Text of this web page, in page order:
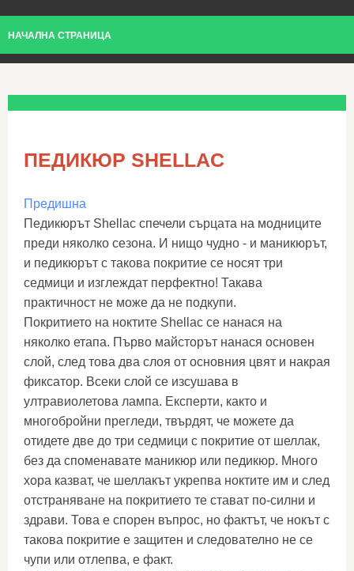
НАЧАЛНА СТРАНИЦА
ПЕДИКЮР SHELLAC
Предишна
Педикюрът Shellac спечели сърцата на модниците
преди няколко сезона. И нищо чудно - и маникюрът,
и педикюрът с такова покритие се носят три
седмици и изглеждат перфектно! Такава
практичност не може да не подкупи.
Покритието на ноктите Shellac се нанася на
няколко етапа. Първо майсторът нанася основен
слой, след това два слоя от основния цвят и накрая
фиксатор. Всеки слой се изсушава в
ултравиолетова лампа. Експерти, както и
многобройни прегледи, твърдят, че можете да
отидете две до три седмици с покритие от шеллак,
без да споменавате маникюр или педикюр. Много
хора казват, че шеллакът укрепва ноктите им и след
отстраняване на покритието те стават по-силни и
здрави. Това е спорен въпрос, но фактът, че нокът с
такова покритие е защитен и следователно не се
чупи или отлепва, е факт.